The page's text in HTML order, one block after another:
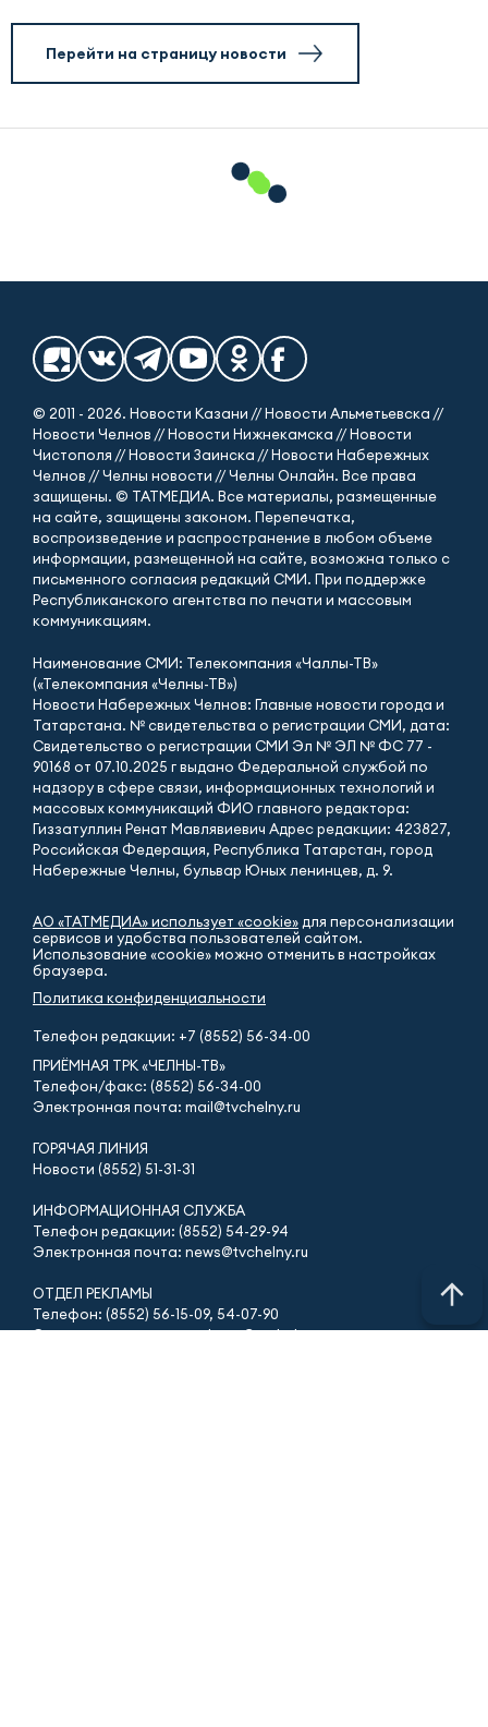
Перейти на страницу новости
© 2011 - 2026. Новости Казани // Новости Альметьевска //
Новости Челнов // Новости Нижнекамска // Новости
Чистополя // Новости Заинска // Новости Набережных
Челнов // Челны новости // Челны Онлайн. Все права
защищены. © ТАТМЕДИА. Все материалы, размещенные
на сайте, защищены законом. Перепечатка,
воспроизведение и распространение в любом объеме
информации, размещенной на сайте, возможна только с
письменного согласия редакций СМИ. При поддержке
Республиканского агентства по печати и массовым
коммуникациям.
Наименование СМИ: Телекомпания «Чаллы-ТВ»
(«Телекомпания «Челны-ТВ»)
Новости Набережных Челнов: Главные новости города и
Татарстана. № свидетельства о регистрации СМИ, дата:
Свидетельство о регистрации СМИ Эл № ЭЛ № ФС 77 -
90168 от 07.10.2025 г выдано Федеральной службой по
надзору в сфере связи, информационных технологий и
массовых коммуникаций ФИО главного редактора:
Гиззатуллин Ренат Мавлявиевич Адрес редакции: 423827,
Российская Федерация, Республика Татарстан, город
Набережные Челны, бульвар Юных ленинцев, д. 9.
АО «ТАТМЕДИА» использует «cookie» для персонализации
сервисов и удобства пользователей сайтом.
Использование «cookie» можно отменить в настройках
браузера.
Политика конфиденциальности
Телефон редакции: +7 (8552) 56-34-00
ПРИЁМНАЯ ТРК «ЧЕЛНЫ-ТВ»
Телефон/факс: (8552) 56-34-00
Электронная почта: mail@tvchelny.ru
ГОРЯЧАЯ ЛИНИЯ
Новости (8552) 51-31-31
ИНФОРМАЦИОННАЯ СЛУЖБА
Телефон редакции: (8552) 54-29-94
Электронная почта: news@tvchelny.ru
ОТДЕЛ РЕКЛАМЫ
Телефон: (8552) 56-15-09, 54-07-90
Электронная почта: reclama@tvchelny.ru